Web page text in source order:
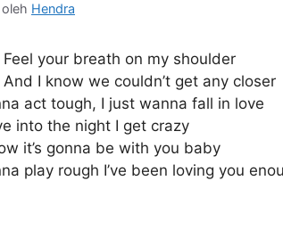
oleh Hendra
Feel your breath on my shoulder
And I know we couldn’t get any closer
act tough, I just wanna fall in love
into the night I get crazy
it’s gonna be with you baby
play rough I’ve been loving you